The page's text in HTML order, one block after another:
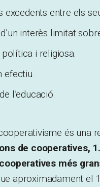
excedents entre els
interès limitat
i religiosa.
efectiu.
l’educació.
és una
de cooperatives,
més
aproximadament el